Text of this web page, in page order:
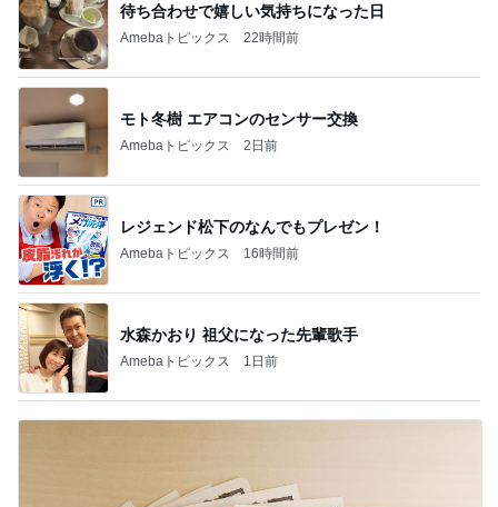
待ち合わせで嬉しい気持ちになった日
Amebaトピックス 22時間前
モト冬樹 エアコンのセンサー交換
Amebaトピックス 2日前
レジェンド松下のなんでもプレゼン！
Amebaトピックス 16時間前
水森かおり 祖父になった先輩歌手
Amebaトピックス 1日前